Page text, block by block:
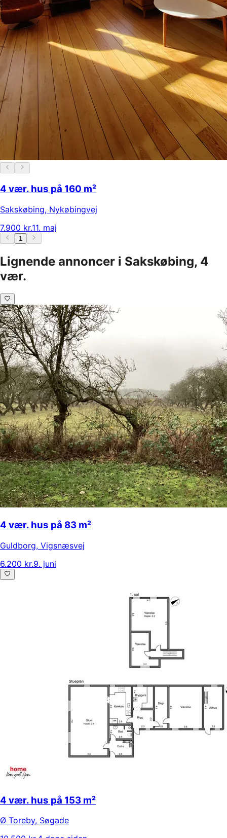
4 vær. hus på 160 m²
Sakskøbing, Nykøbingvej
7.900 kr.11. maj
1
Lignende annoncer i Sakskøbing, 4
vær.
4 vær. hus på 83 m²
Guldborg, Vigsnæsvej
6.200 kr.9. juni
4 vær. hus på 153 m²
Ø Toreby, Søgade